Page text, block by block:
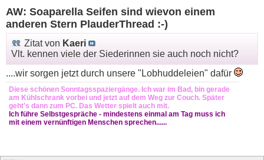
AW: Soaparella Seifen sind wievon einem
anderen Stern PlauderThread :-)
Zitat von Kaeri
Vlt. kennen viele der Siederinnen sie auch noch nicht?
....wir sorgen jetzt durch unsere "Lobhuddeleien" dafür
Diese schönen Sonntagsspaziergänge. Ich war im Bad, bin gerade
am Kühlschrank vorbei und jetzt auf dem Weg zur Couch. Später
geht's dann zum PC. Das Wetter spielt auch mit.
Ich führe Selbstgespräche - mindestens einmal am Tag muss ich
mit einem vernünftigen Menschen sprechen......